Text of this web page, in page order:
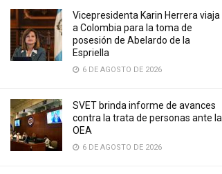
Vicepresidenta Karin Herrera viaja
a Colombia para la toma de
posesión de Abelardo de la
Espriella
6 DE AGOSTO DE 2026
SVET brinda informe de avances
contra la trata de personas ante la
OEA
6 DE AGOSTO DE 2026